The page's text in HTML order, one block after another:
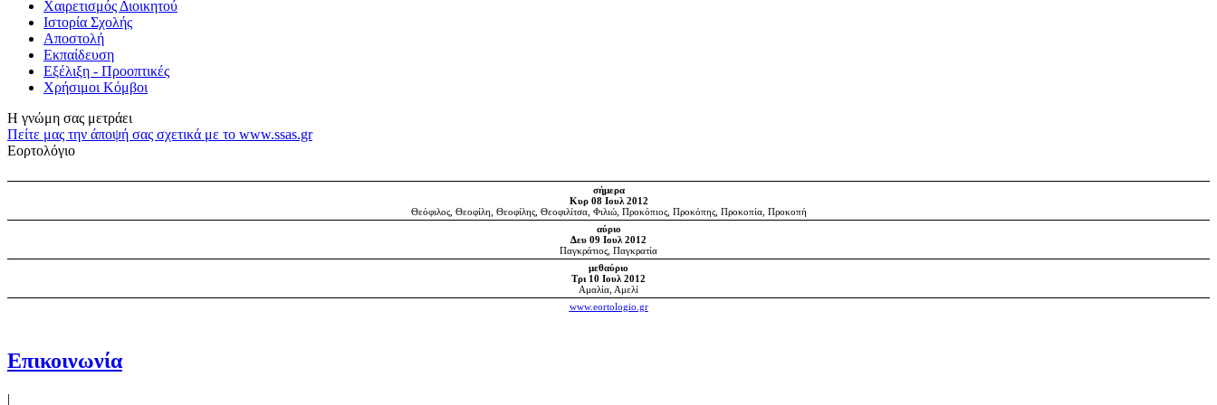
Χαιρετισμός Διοικητού
Ιστορία Σχολής
Αποστολή
Εκπαίδευση
Εξέλιξη - Προοπτικές
Χρήσιμοι Κόμβοι
Η γνώμη σας μετράει
Πείτε μας την άποψή σας σχετικά με το www.ssas.gr
Εορτολόγιο
σήμερα
Κυρ 08 Ιουλ 2012
Θεόφιλος, Θεοφίλη, Θεοφίλης, Θεοφιλίτσα, Φιλιώ, Προκόπιος, Προκόπης, Προκοπία, Προκοπή
αύριο
Δευ 09 Ιουλ 2012
Παγκράτιος, Παγκρατία
μεθαύριο
Τρι 10 Ιουλ 2012
Αμαλία, Αμελί
www.eortologio.gr
Επικοινωνία
|